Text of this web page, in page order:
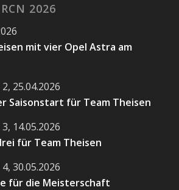
2026
mit vier Opel Astra am
25.04.2026
Saisonstart für Team Theisen
14.05.2026
für Team Theisen
30.05.2026
für die Meisterschaft